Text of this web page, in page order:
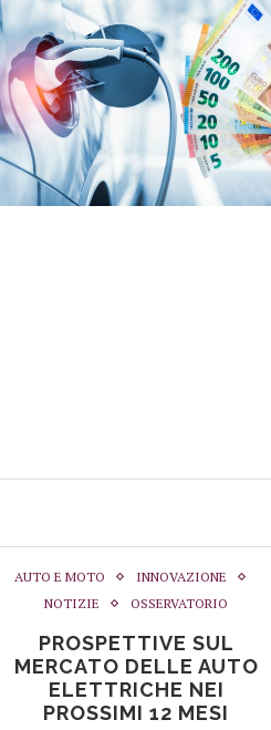
AUTO E MOTO
INNOVAZIONE
NOTIZIE
OSSERVATORIO
PROSPETTIVE SUL
MERCATO DELLE AUTO
ELETTRICHE NEI
PROSSIMI 12 MESI